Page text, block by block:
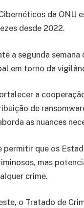
da ONU
desde 2022.
a segunda
em torno da
a
de
as nuances
que os
mas
crime.
o Tratado de